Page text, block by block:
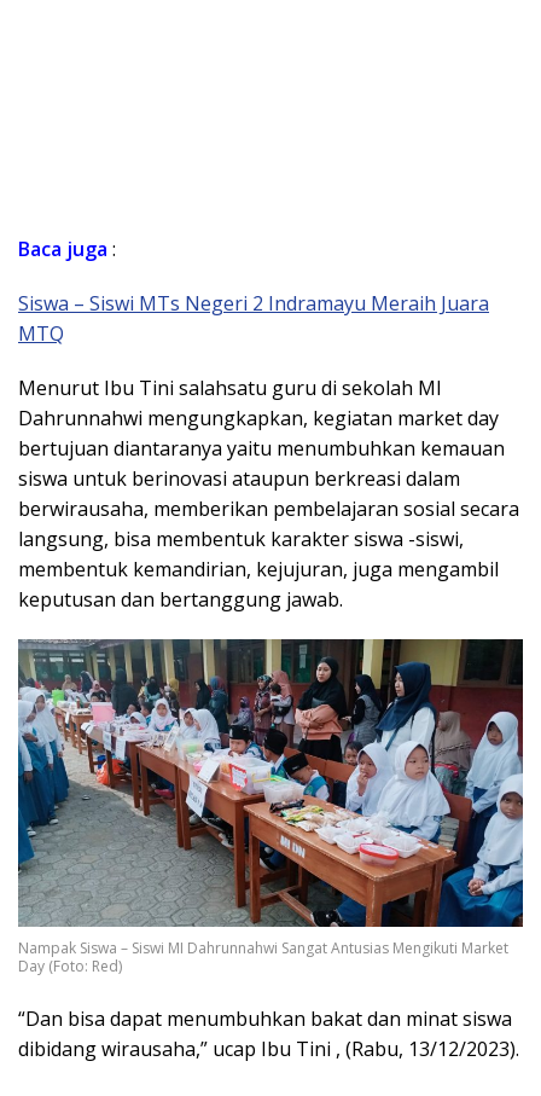
Baca juga :
Siswa – Siswi MTs Negeri 2 Indramayu Meraih Juara
MTQ
Menurut Ibu Tini salahsatu guru di sekolah MI
Dahrunnahwi mengungkapkan, kegiatan market day
bertujuan diantaranya yaitu menumbuhkan kemauan
siswa untuk berinovasi ataupun berkreasi dalam
berwirausaha, memberikan pembelajaran sosial secara
langsung, bisa membentuk karakter siswa -siswi,
membentuk kemandirian, kejujuran, juga mengambil
keputusan dan bertanggung jawab.
Nampak Siswa – Siswi MI Dahrunnahwi Sangat Antusias Mengikuti Market
Day (Foto: Red)
“Dan bisa dapat menumbuhkan bakat dan minat siswa
dibidang wirausaha,” ucap Ibu Tini , (Rabu, 13/12/2023).